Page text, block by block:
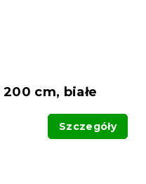
cm, białe
Szczegóły